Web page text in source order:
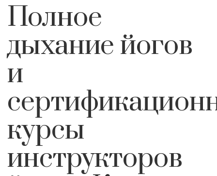
Полное
дыхание йогов
и
курсы
инструкторов